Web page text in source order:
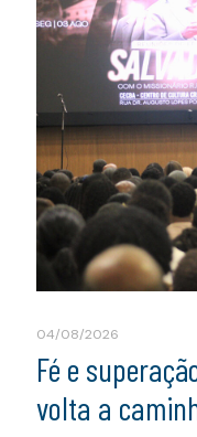
04/08/2026
Fé e
volta a